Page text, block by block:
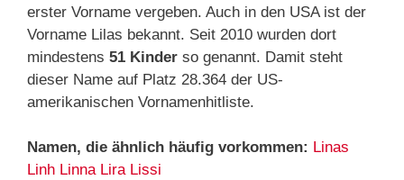
erster Vorname vergeben. Auch in den USA ist der
Vorname Lilas bekannt. Seit 2010 wurden dort
mindestens 51 Kinder so genannt. Damit steht
dieser Name auf Platz 28.364 der US-
amerikanischen Vornamenhitliste.
Namen, die ähnlich häufig vorkommen: Linas
Linh Linna Lira Lissi